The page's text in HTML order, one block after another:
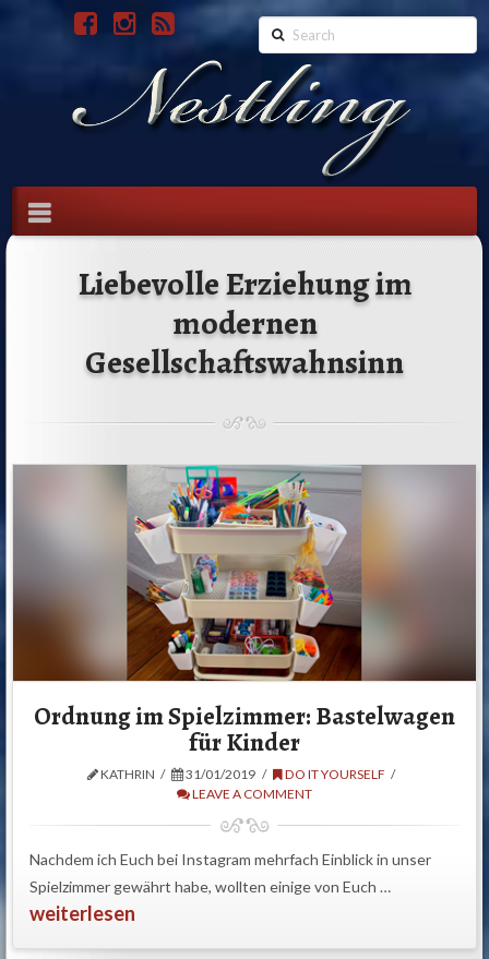
Search
Nestling
Navigation
Liebevolle Erziehung im
modernen
Gesellschaftswahnsinn
Ordnung im Spielzimmer: Bastelwagen
für Kinder
KATHRIN 31/01/2019
DO IT YOURSELF
LEAVE A COMMENT
Nachdem ich Euch bei Instagram mehrfach Einblick in unser
Spielzimmer gewährt habe, wollten einige von Euch …
weiterlesen